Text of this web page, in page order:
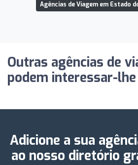
Agências de Viagem em Estado
Outras agências de
podem interessar-lhe
Adicione a sua
ao nosso diretório